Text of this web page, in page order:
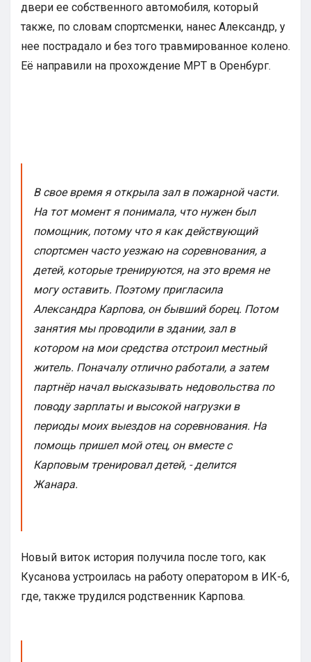
двери ее собственного автомобиля, который
также, по словам спортсменки, нанес Александр, у
нее пострадало и без того травмированное колено.
Её направили на прохождение МРТ в Оренбург.
В свое время я открыла зал в пожарной части.
На тот момент я понимала, что нужен был
помощник, потому что я как действующий
спортсмен часто уезжаю на соревнования, а
детей, которые тренируются, на это время не
могу оставить. Поэтому пригласила
Александра Карпова, он бывший борец. Потом
занятия мы проводили в здании, зал в
котором на мои средства отстроил местный
житель. Поначалу отлично работали, а затем
партнёр начал высказывать недовольства по
поводу зарплаты и высокой нагрузки в
периоды моих выездов на соревнования. На
помощь пришел мой отец, он вместе с
Карповым тренировал детей, - делится
Жанара.
Новый виток история получила после того, как
Кусанова устроилась на работу оператором в ИК-6,
где, также трудился родственник Карпова.